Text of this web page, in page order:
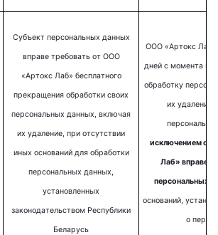
Субъект персональных данных
вправе требовать от ООО
«Артокс Лаб» бесплатного
прекращения обработки своих
персональных данных, включая
их удаление, при отсутствии
иных оснований для обработки
персональных данных,
установленных
законодательством Республики
Беларусь
ООО «Артокс Лаб»
дней с момента
обработку
их удаление
исключением
Лаб» вправе
персональных
оснований,
о